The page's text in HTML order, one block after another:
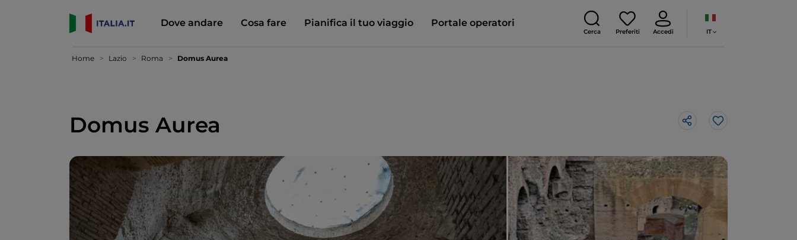
Dove andare Cosa fare Pianifica il tuo viaggio Portale operatori
Cerca Preferiti Accedi IT
Home Lazio Roma Domus Aurea
Domus Aurea Like